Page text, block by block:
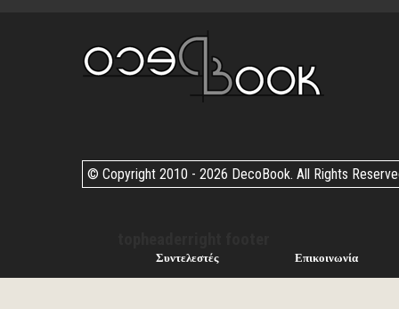
© Copyright 2010 - 2026 DecoBook. All Rights
Συντελεστές Επικοινωνία